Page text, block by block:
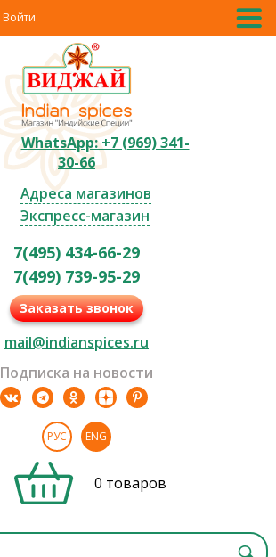
Войти
WhatsApp: +7 (969) 341-
30-66
Адреса магазинов
Экспресс-магазин
7(495) 434-66-29
7(499) 739-95-29
Заказать звонок
mail@indianspices.ru
Подписка на новости
РУС ENG
0 товаров